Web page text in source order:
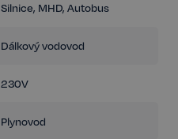
Silnice, MHD, Autobus
Dálkový vodovod
230V
Plynovod